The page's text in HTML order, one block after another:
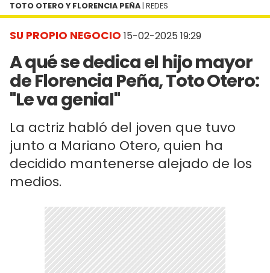
SU PROPIO NEGOCIO 15-02-2025 19:29
A qué se dedica el hijo mayor
de Florencia Peña, Toto Otero:
"Le va genial"
La actriz habló del joven que tuvo
junto a Mariano Otero, quien ha
decidido mantenerse alejado de los
medios.
TOTO OTERO Y FLORENCIA PEÑA | REDES